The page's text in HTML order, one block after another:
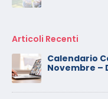
Articoli Recenti
Calendario
Novembre –